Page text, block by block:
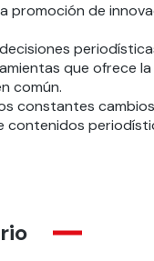
promoción de
que ofrece
común.
constantes
contenidos